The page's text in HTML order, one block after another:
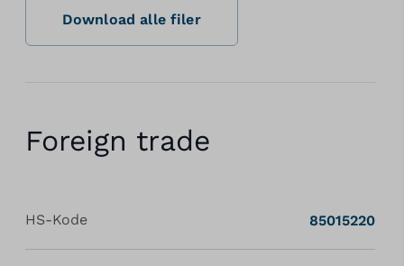
Download alle filer
Foreign trade
HS-Kode 85015220